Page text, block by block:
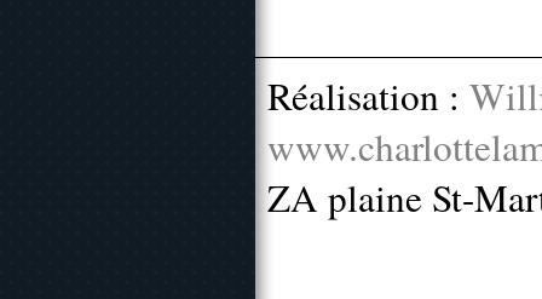
Réalisation :
ZA plaine St-